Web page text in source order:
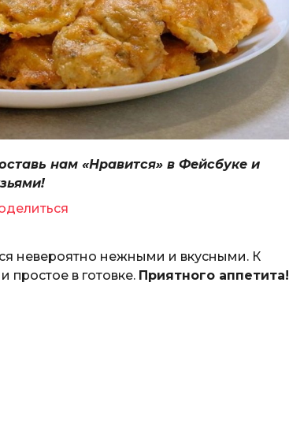
нам «Нравится» в Фейсбуке и
невероятно нежными и вкусными. К
в готовке. Приятного аппетита!